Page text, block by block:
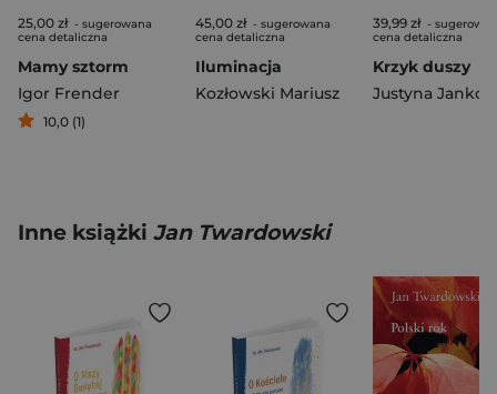
25,00 zł - sugerowana
cena detaliczna
Mamy sztorm
Igor Frender
10,0 (1)
45,00 zł - sugerowana
cena detaliczna
Iluminacja
Kozłowski Mariusz
39,99 zł -
cena detaliczna
Krzyk duszy
Inne książki Jan Twardowski